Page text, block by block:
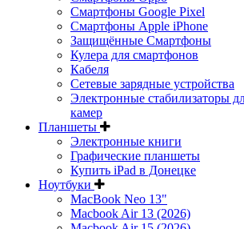
Смартфоны Google Pixel
Смартфоны Apple iPhone
Защищённые Смартфоны
Кулера для смартфонов
Кабеля
Сетевые зарядные устройства
Электронные стабилизаторы
камер
Планшеты
Электронные книги
Графические планшеты
Купить iPad в Донецке
Ноутбуки
MacBook Neo 13"
Macbook Air 13 (2026)